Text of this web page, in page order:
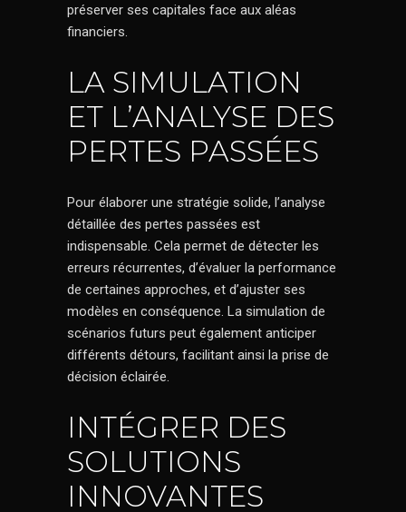
préserver ses capitales face aux aléas
financiers.
LA SIMULATION
ET L’ANALYSE DES
PERTES PASSÉES
Pour élaborer une stratégie solide, l’analyse
détaillée des pertes passées est
indispensable. Cela permet de détecter les
erreurs récurrentes, d’évaluer la performance
de certaines approches, et d’ajuster ses
modèles en conséquence. La simulation de
scénarios futurs peut également anticiper
différents détours, facilitant ainsi la prise de
décision éclairée.
INTÉGRER DES
SOLUTIONS
INNOVANTES